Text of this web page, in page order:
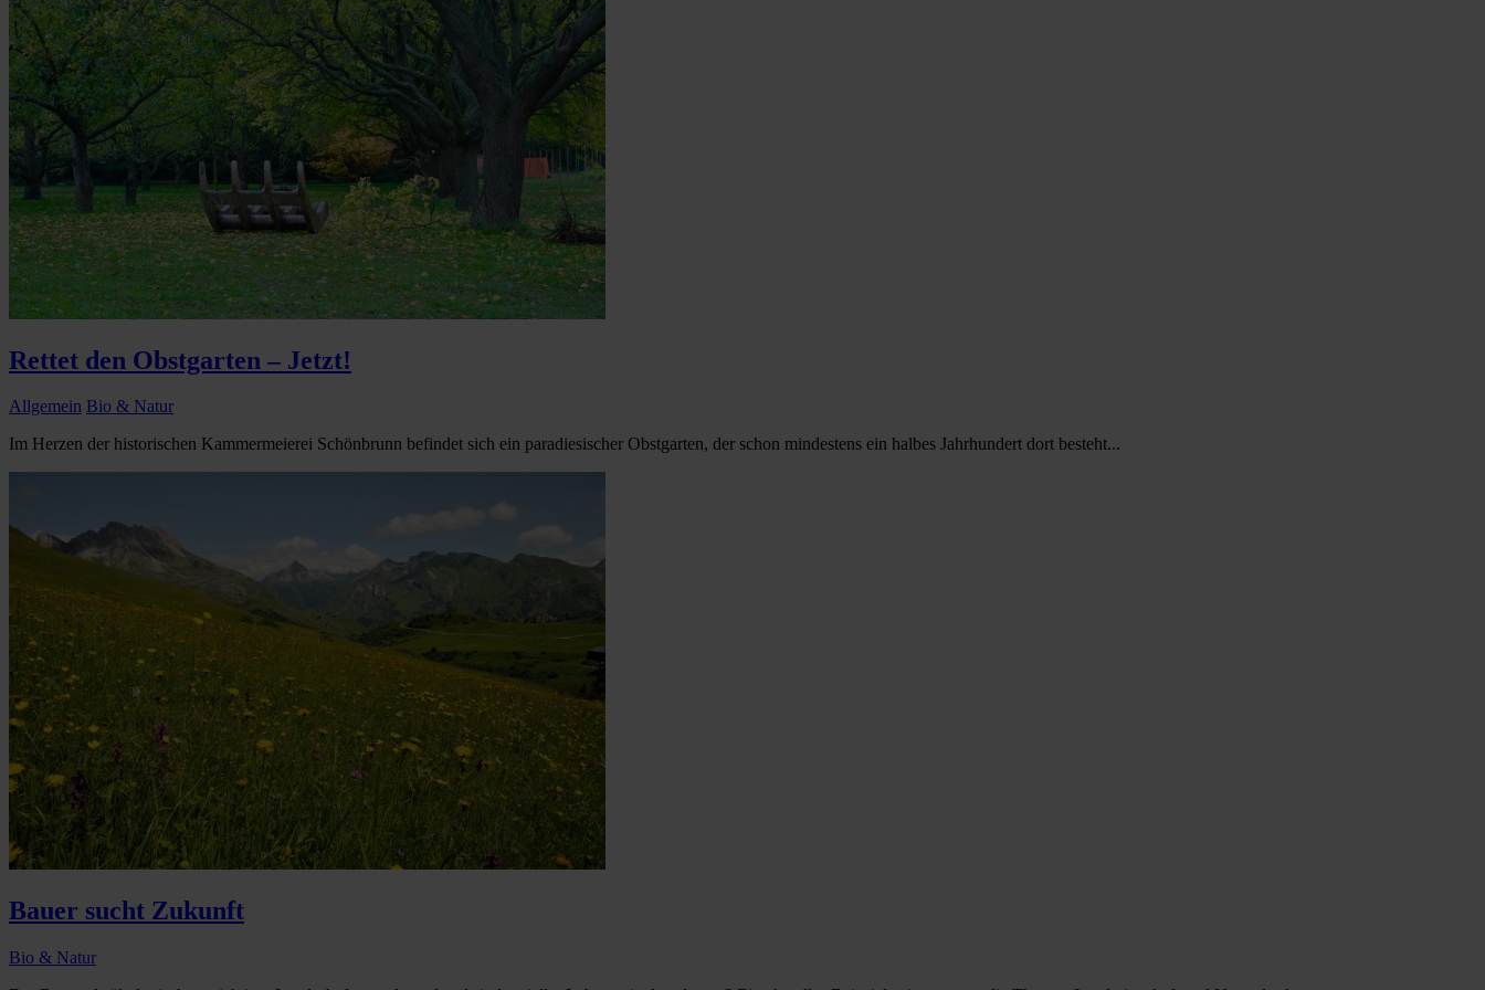
Rettet den Obstgarten – Jetzt!
Allgemein Bio & Natur
Im Herzen der historischen Kammermeierei Schönbrunn befindet sich ein paradiesischer Obstgarten, der schon mindestens ein halbes Jahrhundert dort besteht...
Bauer sucht Zukunft
Bio & Natur